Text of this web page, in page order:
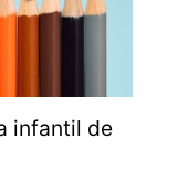
infantil de